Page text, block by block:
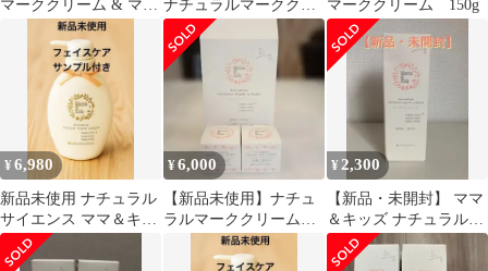
マーククリーム & マー
クリペアオイル
ナチュラルマーククリ
ーム 150g
マーククリーム 150g
¥6,980
新品未使用 ナチュラル
サイエンス ママ＆キッ
ズ ナチュラルマークク
リーム ４７０
¥6,000
【新品未使用】ナチュ
ラルマーククリーム
470gほかセット
¥ 2,300
【新品・未開封】 ママ
＆キッズ ナチュラルマ
ーククリーム 150g